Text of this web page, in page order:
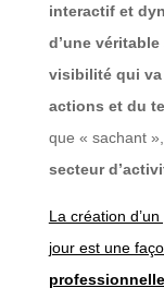
interactif et
d’une
visibilité qui va
actions et du
que « sachant
secteur
La création
jour est une